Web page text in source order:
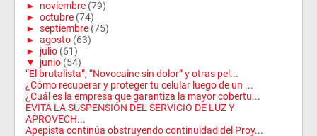
► noviembre (79)
► octubre (74)
► septiembre (75)
► agosto (63)
► julio (61)
▼
junio (54)
“El brutalista”, “Novocaine sin dolor” y otras pel...
¿Cómo recuperar y proteger tu celular luego de un ...
¿Cuál es la empresa que garantiza la mayor cobertu...
EVITA LA SUSPENSIÓN DEL SERVICIO DE LUZ Y
APROVECH...
Apepista continúa obstruyendo continuidad del Proy...